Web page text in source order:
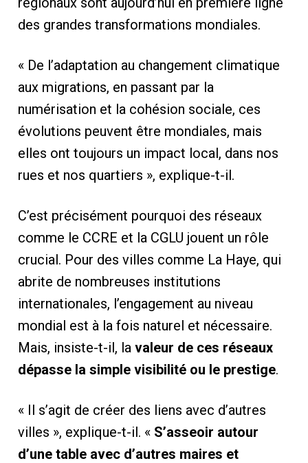
des grandes transformations mondiales.
« De l’adaptation au changement climatique
aux migrations, en passant par la
numérisation et la cohésion sociale, ces
évolutions peuvent être mondiales, mais
elles ont toujours un impact local, dans nos
rues et nos quartiers », explique-t-il.
C’est précisément pourquoi des réseaux
comme le CCRE et la CGLU jouent un rôle
crucial. Pour des villes comme La Haye, qui
abrite de nombreuses institutions
internationales, l’engagement au niveau
mondial est à la fois naturel et nécessaire.
Mais, insiste-t-il, la valeur de ces réseaux
dépasse la simple visibilité ou le prestige.
« Il s’agit de créer des liens avec d’autres
villes », explique-t-il. « S’asseoir autour
d’une table avec d’autres maires et